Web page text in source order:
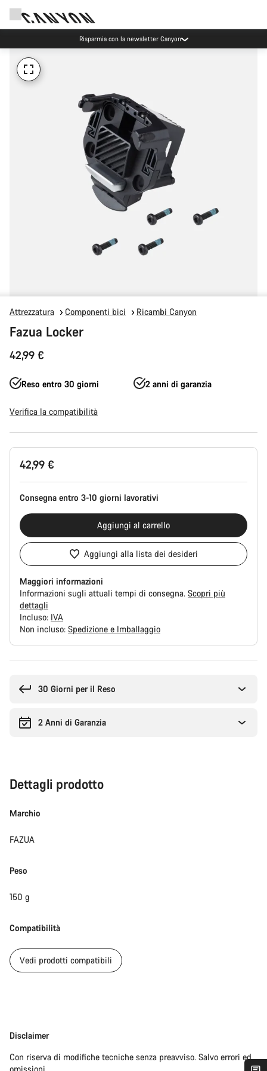
Risparmia con la newsletter Canyon
Attrezzatura Componenti bici Ricambi Canyon
Fazua Locker
42,99 €
Reso entro 30 giorni 2 anni di garanzia
Verifica la compatibilità
Configurazione
del42,99 €
Consegna entro 3-10 giorni lavorativi
Aggiungi al carrello
Aggiungi alla lista dei desideri
Maggiori informazioni
Informazioni sugli attuali tempi di consegna. Scopri più
dettagli
Incluso: IVA
Non incluso: Spedizione e Imballaggio
l'acquisto30 Giorni per il Reso
2 Anni di Garanzia
Dettagli prodotto
Marchio
FAZUA
Peso
150 g
Compatibilità
Vedi prodotti compatibili
Disclaimer
Disclaimer
Con riserva di modifiche tecniche senza preavviso. Salvo errori ed